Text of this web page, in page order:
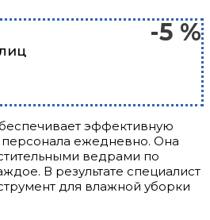
-5 %
эффективную
персонала ежедневно. Она
ведрами по
В результате специалист
для влажной уборки